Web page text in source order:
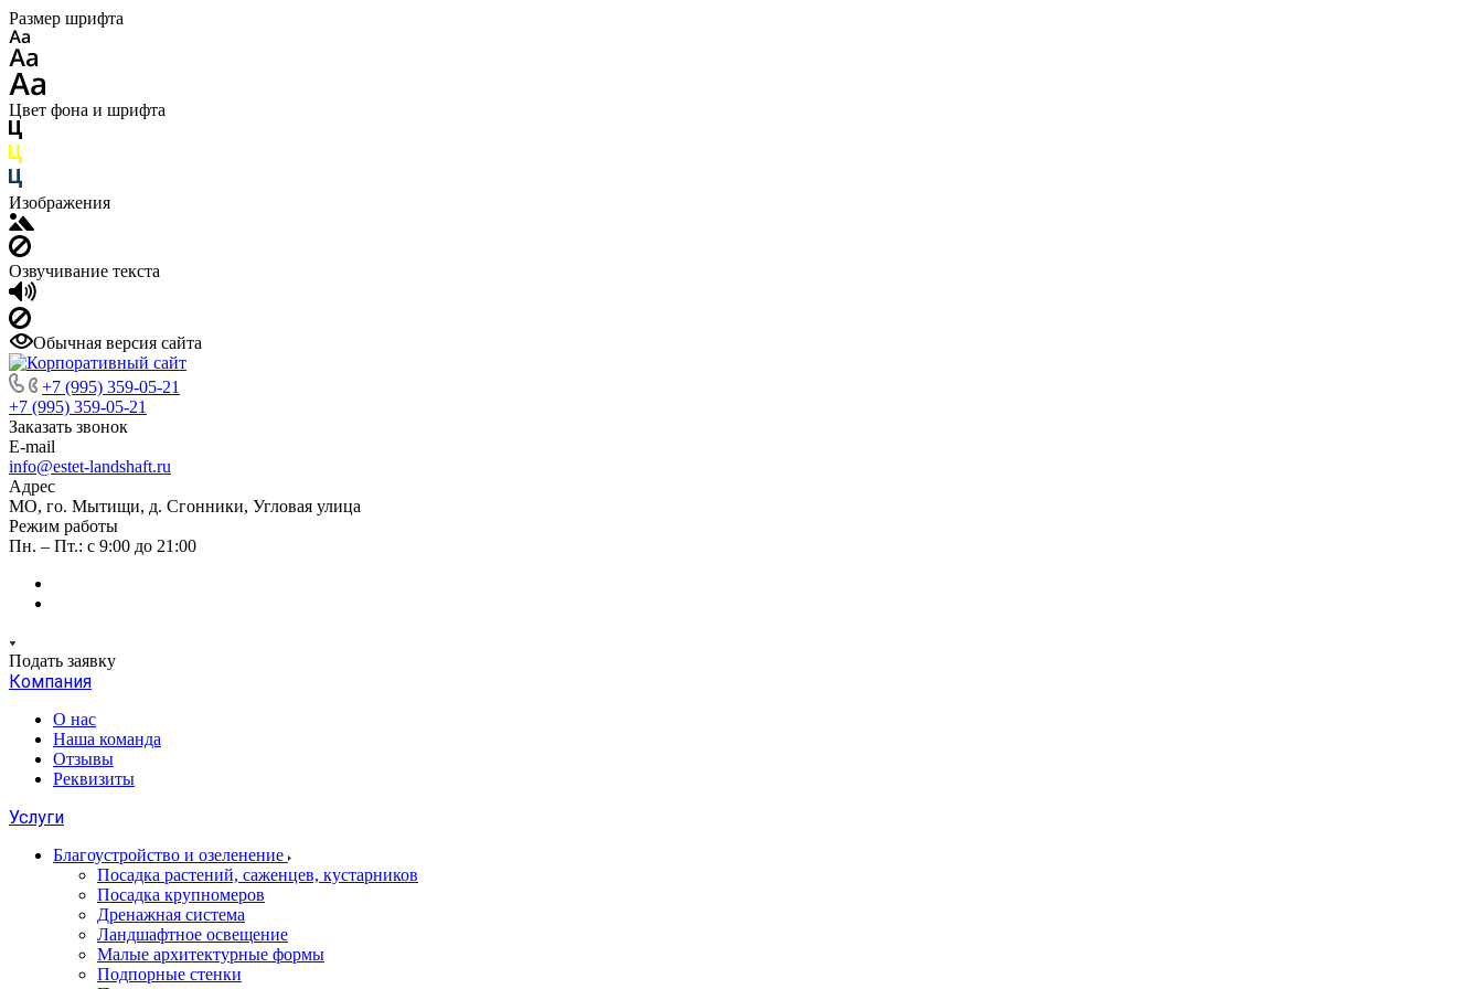
Размер шрифта
Цвет фона и шрифта
Изображения
Озвучивание текста
Обычная версия сайта
+7 (995) 359-05-21
+7 (995) 359-05-21
Заказать звонок
E-mail
info@estet-landshaft.ru
Адрес
МО, го. Мытищи, д. Сгонники, Угловая улица
Режим работы
Пн. – Пт.: с 9:00 до 21:00
Подать заявку
Компания
О нас
Наша команда
Отзывы
Реквизиты
Услуги
Благоустройство и озеленение
Посадка растений, саженцев, кустарников
Посадка крупномеров
Дренажная система
Ландшафтное освещение
Малые архитектурные формы
Подпорные стенки